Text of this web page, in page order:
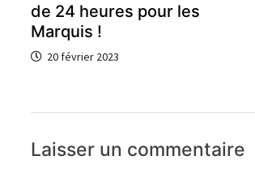
de 24 heures pour les
Marquis !
20 février 2023
Laisser un commentaire